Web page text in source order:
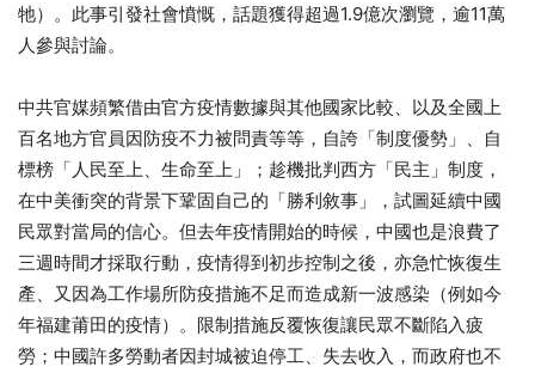
牠）。此事引發社會憤慨，話題獲得超過1.9億次瀏覽，逾11萬
人參與討論。
中共官媒頻繁借由官方疫情數據與其他國家比較、以及全國上
百名地方官員因防疫不力被問責等等，自誇「制度優勢」、自
標榜「人民至上、生命至上」；趁機批判西方「民主」制度，
在中美衝突的背景下鞏固自己的「勝利敘事」，試圖延續中國
民眾對當局的信心。但去年疫情開始的時候，中國也是浪費了
三週時間才採取行動，疫情得到初步控制之後，亦急忙恢復生
產、又因為工作場所防疫措施不足而造成新一波感染（例如今
年福建莆田的疫情）。限制措施反覆恢復讓民眾不斷陷入疲
勞；中國許多勞動者因封城被迫停工、失去收入，而政府也不